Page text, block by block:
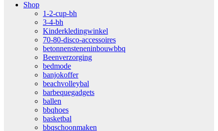
Shop
1-2-cup-bh
3-4-bh
Kinderkledingwinkel
70-80-disco-accessoires
betonnensteneninbouwbbq
Beenverzorging
bedmode
banjokoffer
beachvolleybal
barbequegadgets
ballen
bbqhoes
basketbal
bbqschoonmaken